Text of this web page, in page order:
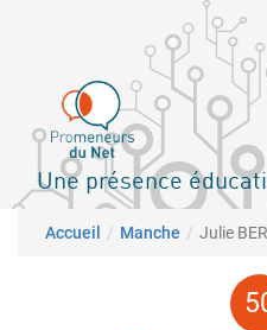
principal
Une présence
Fil d'Ariane
Accueil Manche Julie